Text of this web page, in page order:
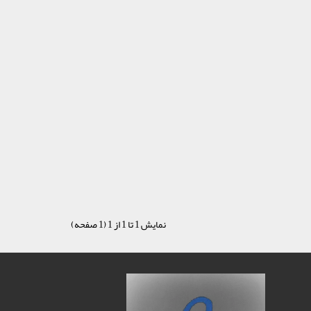
نمایش 1 تا 1 از 1 (1 صفحه)